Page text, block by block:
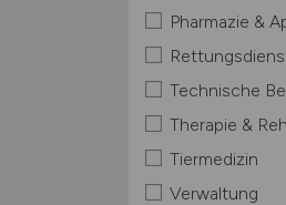
Pharmazie &
Technische
Therapie &
Tiermedizin
Verwaltung